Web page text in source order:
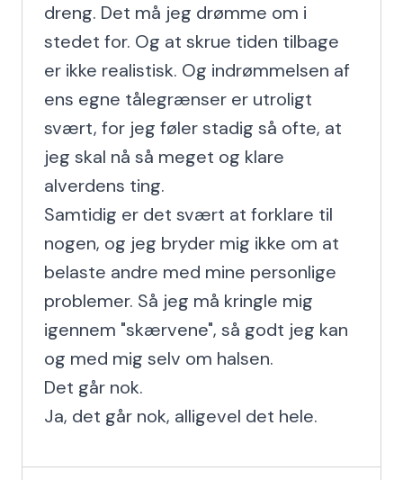
dreng. Det må jeg drømme om i
stedet for. Og at skrue tiden tilbage
er ikke realistisk. Og indrømmelsen af
ens egne tålegrænser er utroligt
svært, for jeg føler stadig så ofte, at
jeg skal nå så meget og klare
alverdens ting.
Samtidig er det svært at forklare til
nogen, og jeg bryder mig ikke om at
belaste andre med mine personlige
problemer. Så jeg må kringle mig
igennem "skærvene", så godt jeg kan
og med mig selv om halsen.
Det går nok.
Ja, det går nok, alligevel det hele.